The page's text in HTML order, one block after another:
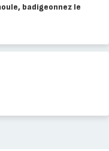
badigeonnez le